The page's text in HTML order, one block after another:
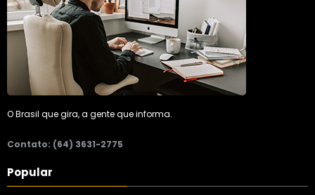
O Brasil que gira, a gente que informa.
Contato: (64) 3631-2775
Popular